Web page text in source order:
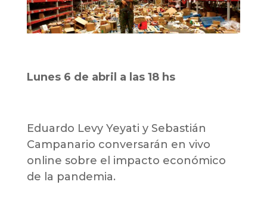
Lunes 6 de abril a las 18 hs
Eduardo Levy Yeyati y Sebastián
Campanario conversarán en vivo
online sobre el impacto económico
de la pandemia.